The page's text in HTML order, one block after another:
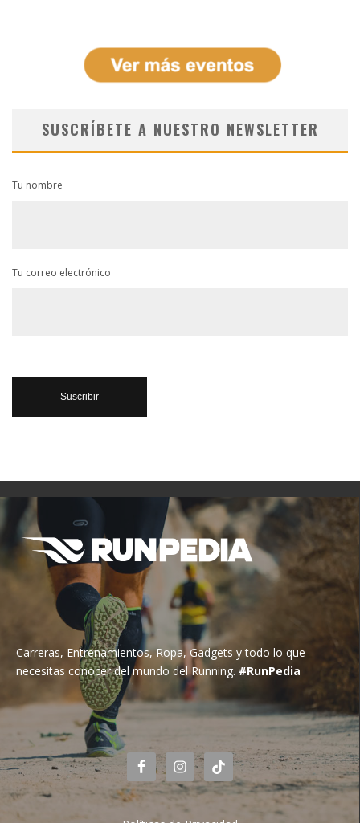
SUSCRÍBETE A NUESTRO NEWSLETTER
Tu nombre
Tu correo electrónico
Carreras, Entrenamientos, Ropa, Gadgets y todo lo que
necesitas conocer del mundo del Running. #RunPedia